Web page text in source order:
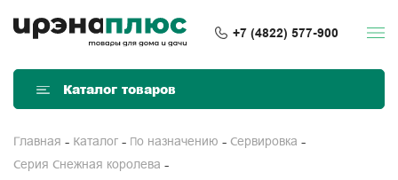
+7 (4822) 577-900
Каталог товаров
Главная Каталог По назначению Сервировка
Серия Снежная королева